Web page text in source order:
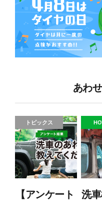
あわ
トピックス
【アンケート
洗